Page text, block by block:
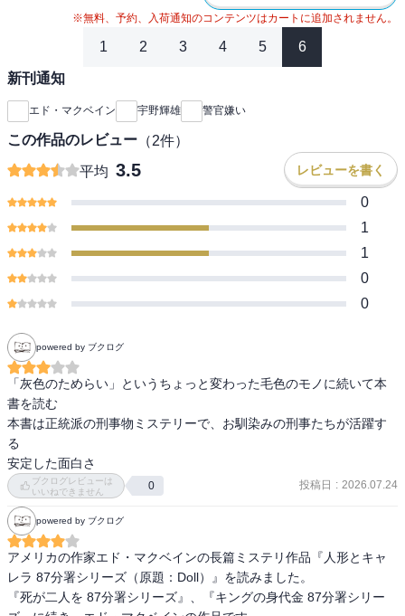
※無料、予約、入荷通知のコンテンツはカートに追加されません。
1 2 3 4 5 6
新刊通知
エド・マクベイン 宇野輝雄 警官嫌い
この作品のレビュー （2件）
平均 3.5 レビューを書く
0
1
1
0
0
powered by ブクログ
「灰色のためらい」というちょっと変わった毛色のモノに続いて本
書を読む
本書は正統派の刑事物ミステリーで、お馴染みの刑事たちが活躍す
る
ブクログレビューは
いいねできません
0 投稿日 : 2026.07.24
powered by ブクログ
アメリカの作家エド・マクベインの長篇ミステリ作品『人形とキャ
レラ 87分署シリーズ（原題：Doll）』を読みました。
『死が二人を 87分署シリーズ』、『キングの身代金 87分署シリー